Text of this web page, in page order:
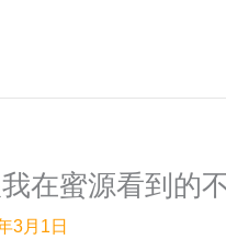
在蜜源看到的
3月1日